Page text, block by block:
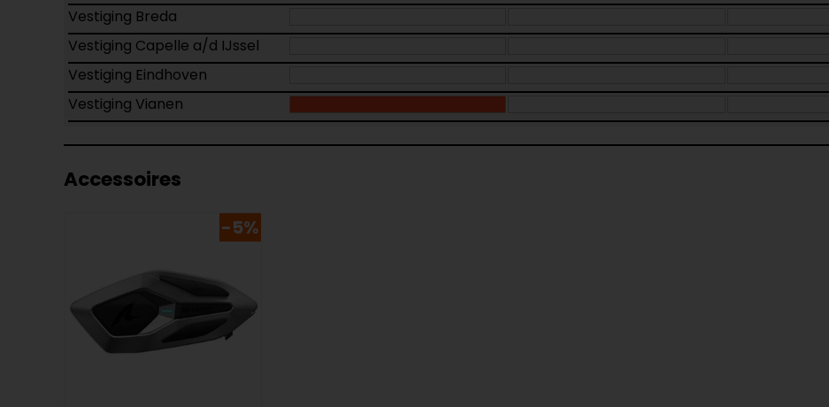
Vestiging Breda
Vestiging Capelle a/d IJssel
Vestiging Eindhoven
Vestiging Vianen
Accessoires
-5%